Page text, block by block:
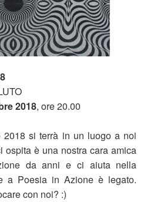
2018, ore 20.00
2018 si terrà in un luogo a noi
ospita è una nostra cara amica
da anni e ci aiuta nella
a Poesia in Azione è legato.
con noi? :)